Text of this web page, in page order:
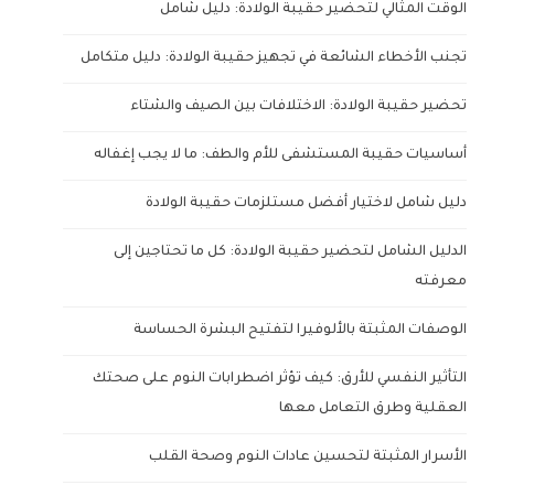
الوقت المثالي لتحضير حقيبة الولادة: دليل شامل
تجنب الأخطاء الشائعة في تجهيز حقيبة الولادة: دليل متكامل
تحضير حقيبة الولادة: الاختلافات بين الصيف والشتاء
أساسيات حقيبة المستشفى للأم والطف: ما لا يجب إغفاله
دليل شامل لاختيار أفضل مستلزمات حقيبة الولادة
الدليل الشامل لتحضير حقيبة الولادة: كل ما تحتاجين إلى
معرفته
الوصفات المثبتة بالألوفيرا لتفتيح البشرة الحساسة
التأثير النفسي للأرق: كيف تؤثر اضطرابات النوم على صحتك
العقلية وطرق التعامل معها
الأسرار المثبتة لتحسين عادات النوم وصحة القلب